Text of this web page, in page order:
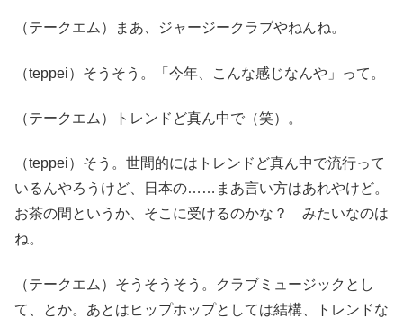
（テークエム）まあ、ジャージークラブやねんね。
（teppei）そうそう。「今年、こんな感じなんや」って。
（テークエム）トレンドど真ん中で（笑）。
（teppei）そう。世間的にはトレンドど真ん中で流行って
いるんやろうけど、日本の……まあ言い方はあれやけど。
お茶の間というか、そこに受けるのかな？ みたいなのは
ね。
（テークエム）そうそうそう。クラブミュージックとし
て、とか。あとはヒップホップとしては結構、トレンドな